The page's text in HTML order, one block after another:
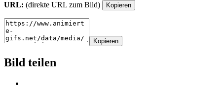
URL: (direkte URL zum Bild) Kopieren
Kopieren
Bild teilen